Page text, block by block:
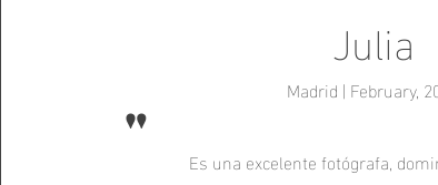
Julia
Madrid | February,
Es una excelente fotógrafa,
"